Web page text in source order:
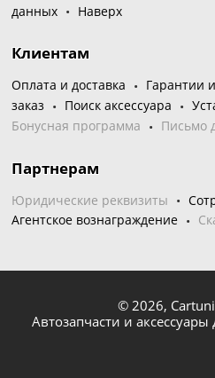
данных
Наверх
Клиентам
Оплата и доставка Гарантии
заказ
Поиск аксессуара
Бонусная программа
Письмо
Партнерам
Юридические реквизиты
Агентское вознаграждение
© 2026,
Автозапчасти и